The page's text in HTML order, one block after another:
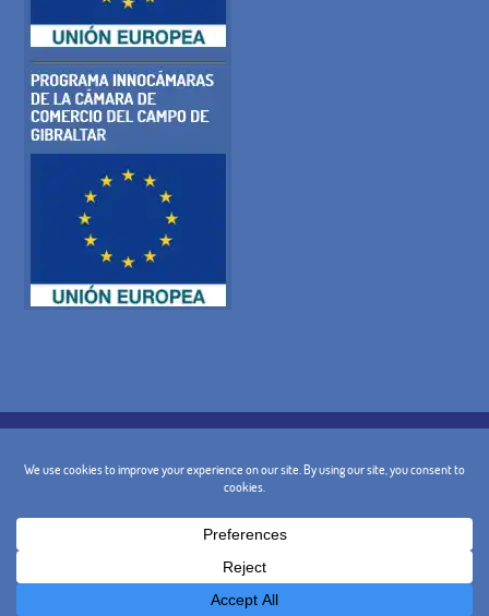
RECHTLICHE WARNUNG
ALLGEMEINE BEDINGUNGEN
STORNIERUNGSBEDINGUNGEN
@ 2024 - Design und Marketing: